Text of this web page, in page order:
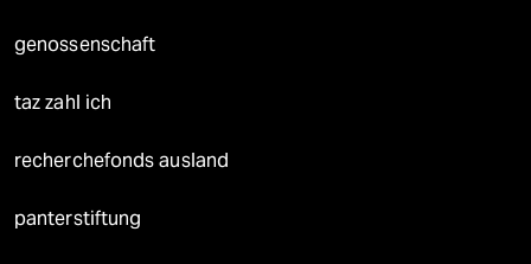
genossenschaft
taz zahl ich
recherchefonds ausland
panterstiftung